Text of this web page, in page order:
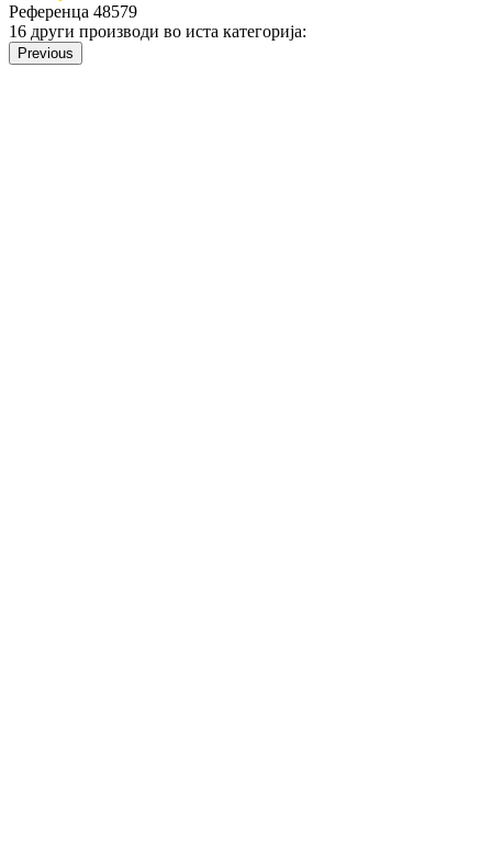
Референца 48579
16 други производи во иста категорија:
Previous